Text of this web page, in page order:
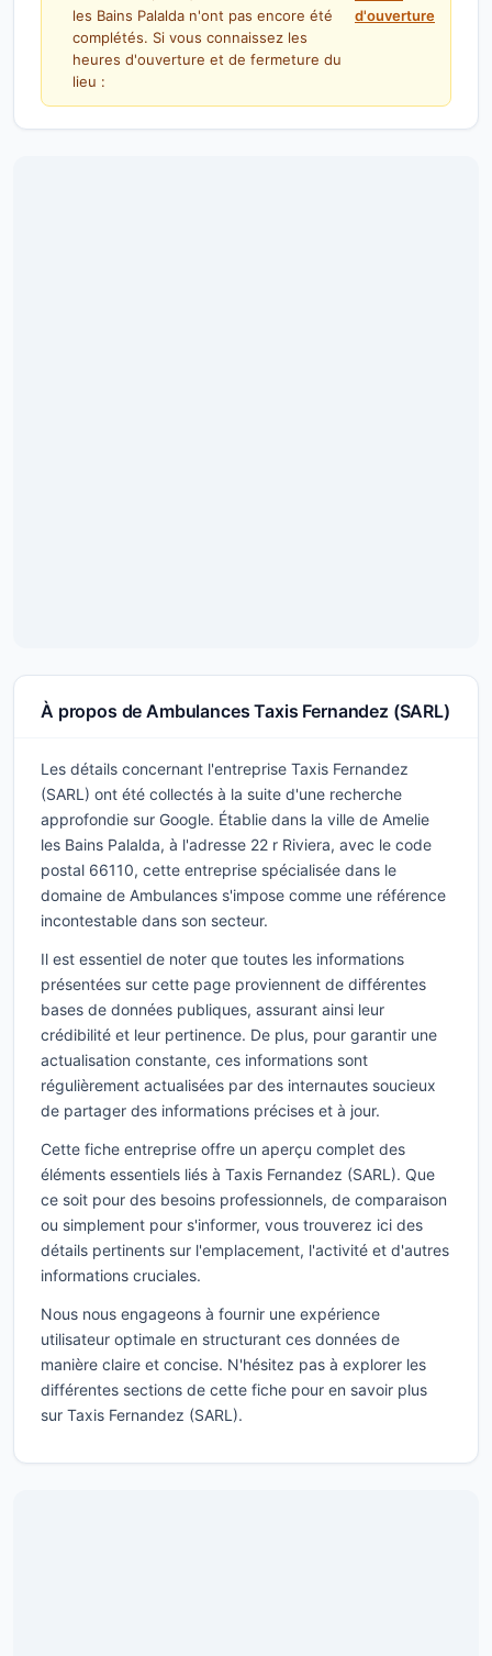
les Bains Palalda n'ont pas encore été
complétés. Si vous connaissez les
heures d'ouverture et de fermeture du
lieu :
d'ouverture
À propos de Ambulances Taxis Fernandez (SARL)
Les détails concernant l'entreprise Taxis Fernandez
(SARL) ont été collectés à la suite d'une recherche
approfondie sur Google. Établie dans la ville de Amelie
les Bains Palalda, à l'adresse 22 r Riviera, avec le code
postal 66110, cette entreprise spécialisée dans le
domaine de Ambulances s'impose comme une référence
incontestable dans son secteur.
Il est essentiel de noter que toutes les informations
présentées sur cette page proviennent de différentes
bases de données publiques, assurant ainsi leur
crédibilité et leur pertinence. De plus, pour garantir une
actualisation constante, ces informations sont
régulièrement actualisées par des internautes soucieux
de partager des informations précises et à jour.
Cette fiche entreprise offre un aperçu complet des
éléments essentiels liés à Taxis Fernandez (SARL). Que
ce soit pour des besoins professionnels, de comparaison
ou simplement pour s'informer, vous trouverez ici des
détails pertinents sur l'emplacement, l'activité et d'autres
informations cruciales.
Nous nous engageons à fournir une expérience
utilisateur optimale en structurant ces données de
manière claire et concise. N'hésitez pas à explorer les
différentes sections de cette fiche pour en savoir plus
sur Taxis Fernandez (SARL).